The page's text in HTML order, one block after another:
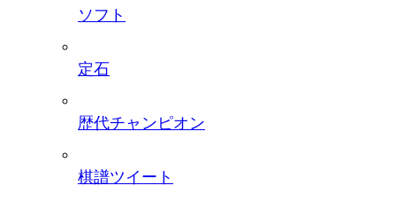
ソフト
定石
歴代チャンピオン
棋譜ツイート